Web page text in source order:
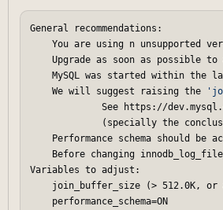
General recommendations:
You are using n unsupported
Upgrade as soon as possible to
MySQL was started within the
    We will suggest raising the
See https://
(specially the
Performance schema should be
Before changing
Variables to adjust:
join_buffer_size (> 512.0K,
    performance_schema=ON